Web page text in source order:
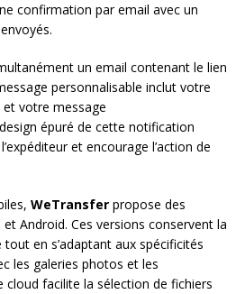
confirmation par email avec un
un email contenant le lien
personnalisable inclut votre
votre message
épuré de cette notification
et encourage l’action de
WeTransfer propose des
Android. Ces versions conservent la
en s’adaptant aux spécificités
les galeries photos et les
cloud facilite la sélection de fichiers